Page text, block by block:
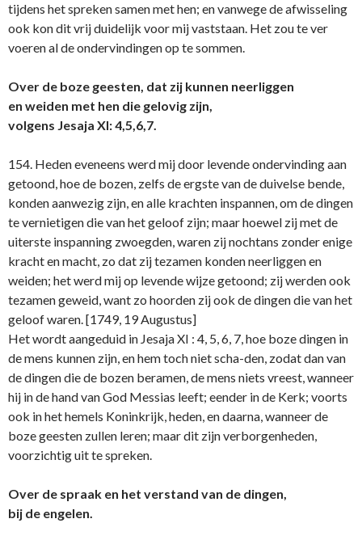
tijdens het spreken samen met hen; en vanwege de afwisseling
ook kon dit vrij duidelijk voor mij vaststaan. Het zou te ver
voeren al de ondervindingen op te sommen.
Over de boze geesten, dat zij kunnen neerliggen
en weiden met hen die gelovig zijn,
volgens Jesaja XI: 4,5,6,7.
154. Heden eveneens werd mij door levende ondervinding aan
getoond, hoe de bozen, zelfs de ergste van de duivelse bende,
konden aanwezig zijn, en alle krachten inspannen, om de dingen
te vernietigen die van het geloof zijn; maar hoewel zij met de
uiterste inspanning zwoegden, waren zij nochtans zonder enige
kracht en macht, zo dat zij tezamen konden neerliggen en
weiden; het werd mij op levende wijze getoond; zij werden ook
tezamen geweid, want zo hoorden zij ook de dingen die van het
geloof waren. [1749, 19 Augustus]
Het wordt aangeduid in Jesaja XI : 4, 5, 6, 7, hoe boze dingen in
de mens kunnen zijn, en hem toch niet scha-den, zodat dan van
de dingen die de bozen beramen, de mens niets vreest, wanneer
hij in de hand van God Messias leeft; eender in de Kerk; voorts
ook in het hemels Koninkrijk, heden, en daarna, wanneer de
boze geesten zullen leren; maar dit zijn verborgenheden,
voorzichtig uit te spreken.
Over de spraak en het verstand van de dingen,
bij de engelen.